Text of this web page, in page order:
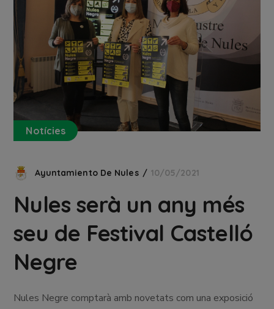
Notícies
Ayuntamiento De Nules 10/05/2021
Nules serà un any més
seu de Festival Castelló
Negre
Nules Negre comptarà amb novetats com una exposició